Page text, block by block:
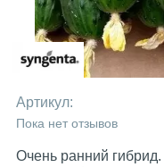
Артикул:
Пока нет отзывов
Очень ранний